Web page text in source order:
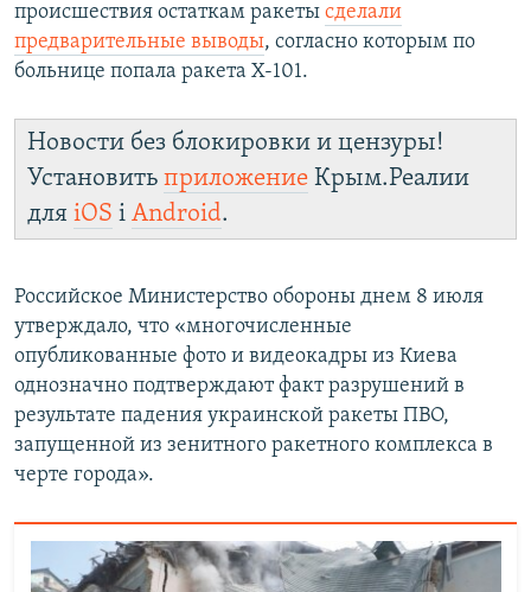
происшествия остаткам ракеты сделали
предварительные выводы, согласно которым по
больнице попала ракета Х-101.
Новости без блокировки и цензуры!
Установить приложение Крым.Реалии
для iOS і Android.
Российское Министерство обороны днем 8 июля
утверждало, что «многочисленные
опубликованные фото и видеокадры из Киева
однозначно подтверждают факт разрушений в
результате падения украинской ракеты ПВО,
запущенной из зенитного ракетного комплекса в
черте города».